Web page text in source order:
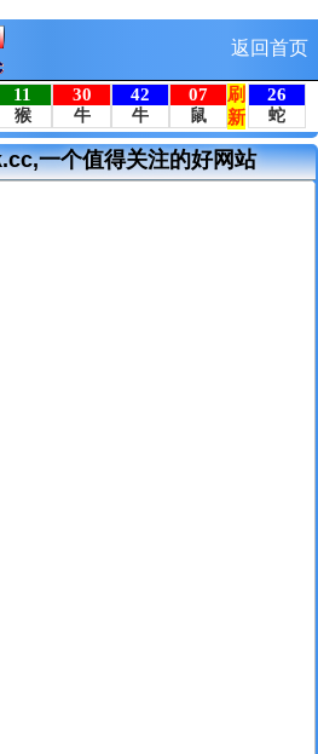
返回首页
一个值得关注的好网站